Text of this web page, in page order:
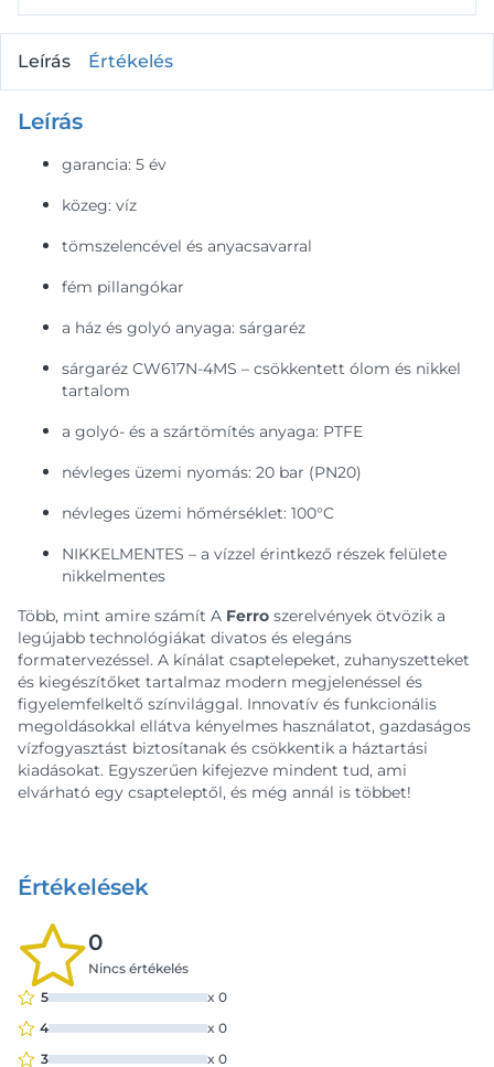
Leírás Értékelés
Leírás
garancia: 5 év
közeg: víz
tömszelencével és anyacsavarral
fém pillangókar
a ház és golyó anyaga: sárgaréz
sárgaréz CW617N-4MS – csökkentett ólom és nikkel
tartalom
a golyó- és a szártömítés anyaga: PTFE
névleges üzemi nyomás: 20 bar (PN20)
névleges üzemi hőmérséklet: 100°C
NIKKELMENTES – a vízzel érintkező részek felülete
nikkelmentes
Több, mint amire számít A Ferro szerelvények ötvözik a
legújabb technológiákat divatos és elegáns
formatervezéssel. A kínálat csaptelepeket, zuhanyszetteket
és kiegészítőket tartalmaz modern megjelenéssel és
figyelemfelkeltő színvilággal. Innovatív és funkcionális
megoldásokkal ellátva kényelmes használatot, gazdaságos
vízfogyasztást biztosítanak és csökkentik a háztartási
kiadásokat. Egyszerűen kifejezve mindent tud, ami
elvárható egy csapteleptől, és még annál is többet!
Értékelések
0
Nincs értékelés
5
x 0
4
x 0
3
x 0